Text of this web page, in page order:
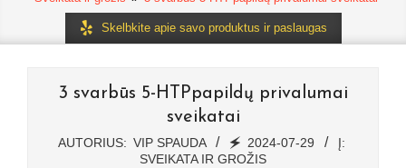
Skelbkite apie savo produktus ir paslaugas
3 svarbūs 5-HTPpapildų privalumai
sveikatai
AUTORIUS: VIP SPAUDA 🗲 2024-07-29
Į:
SVEIKATA IR GROŽIS